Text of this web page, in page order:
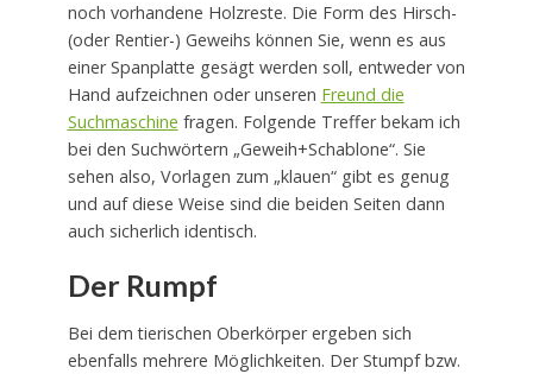
noch vorhandene Holzreste. Die Form des Hirsch-
(oder Rentier-) Geweihs können Sie, wenn es aus
einer Spanplatte gesägt werden soll, entweder von
Hand aufzeichnen oder unseren Freund die
Suchmaschine fragen. Folgende Treffer bekam ich
bei den Suchwörtern „Geweih+Schablone“. Sie
sehen also, Vorlagen zum „klauen“ gibt es genug
und auf diese Weise sind die beiden Seiten dann
auch sicherlich identisch.
Der Rumpf
Bei dem tierischen Oberkörper ergeben sich
ebenfalls mehrere Möglichkeiten. Der Stumpf bzw.